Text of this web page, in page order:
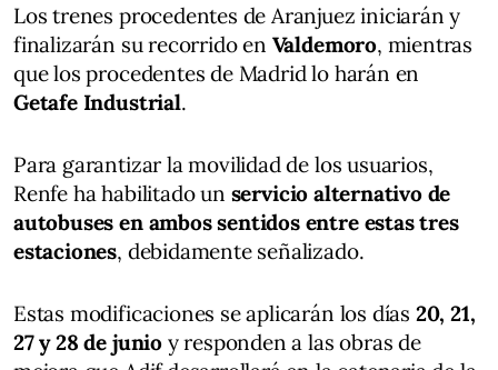
Los trenes procedentes de Aranjuez iniciarán y
finalizarán su recorrido en Valdemoro, mientras
que los procedentes de Madrid lo harán en
Getafe Industrial.
Para garantizar la movilidad de los usuarios,
Renfe ha habilitado un servicio alternativo de
autobuses en ambos sentidos entre estas tres
estaciones, debidamente señalizado.
Estas modificaciones se aplicarán los días 20, 21,
27 y 28 de junioy responden a las obras de